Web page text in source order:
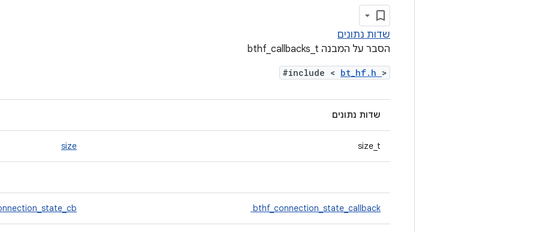
שדות נתונים
הסבר על המבנה bthf_callbacks_t
#include < bt_hf.h >
שדות נתונים
size_t
size
bthf_connection_state_callback